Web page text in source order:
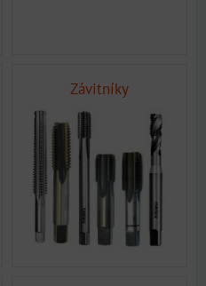
Závitníky